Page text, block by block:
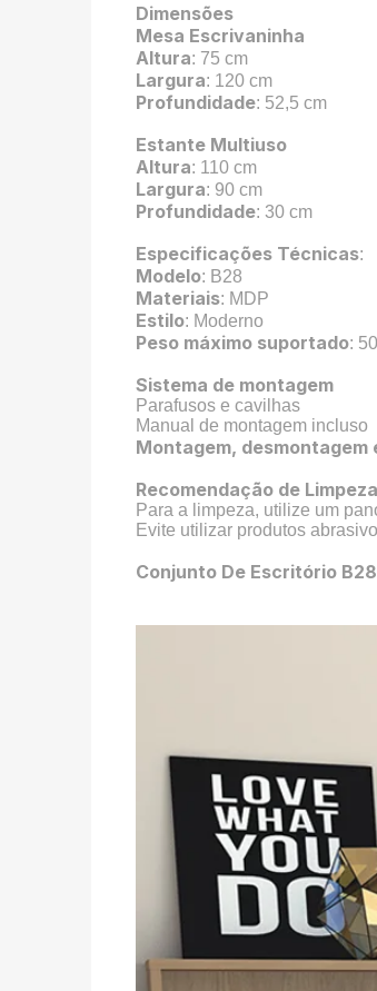
Dimensões
Mesa Escrivaninha
Altura: 75 cm
Largura: 120 cm
Profundidade: 52,5 cm
Estante Multiuso
Altura: 110 cm
Largura: 90 cm
Profundidade: 30 cm
Especificações Técnicas:
Modelo: B28
Materiais: MDP
Estilo: Moderno
Peso máximo suportado:
Sistema de montagem
Parafusos e cavilhas
Manual de montagem incluso
Montagem,
Recomendação de Limpeza
Para a limpeza, utilize um
Evite utilizar produtos
Conjunto De Escritório